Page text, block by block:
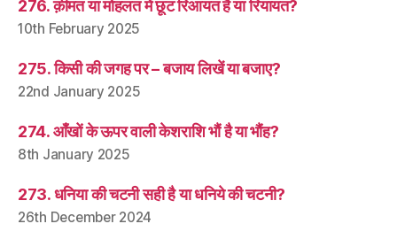
276. क़ीमत या मोहलत में छूट रिआयत है या रियायत?
10th February 2025
275. किसी की जगह पर – बजाय लिखें या बजाए?
22nd January 2025
274. आँखों के ऊपर वाली केशराशि भौं है या भौंह?
8th January 2025
273. धनिया की चटनी सही है या धनिये की चटनी?
26th December 2024